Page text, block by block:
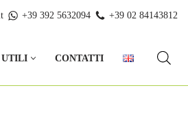
+39 392 5632094 +39 02 84143812
UTILI CONTATTI